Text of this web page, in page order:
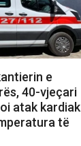
e
40-vjeçari
atak kardiak
të